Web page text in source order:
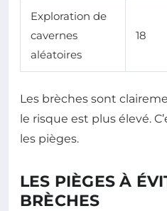
Exploration de
cavernes
aléatoires
18
Les brèches sont
le risque est plus élevé.
les pièges.
LES PIÈGES À
BRÈCHES